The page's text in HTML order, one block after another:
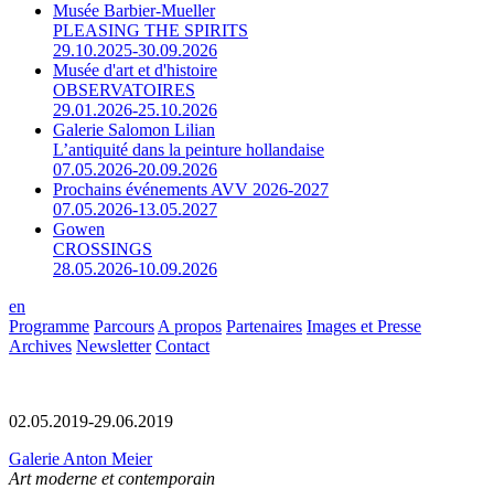
Musée Barbier-Mueller
PLEASING THE SPIRITS
29.10.2025-30.09.2026
Musée d'art et d'histoire
OBSERVATOIRES
29.01.2026-25.10.2026
Galerie Salomon Lilian
L’antiquité dans la peinture hollandaise
07.05.2026-20.09.2026
Prochains événements AVV 2026-2027
07.05.2026-13.05.2027
Gowen
CROSSINGS
28.05.2026-10.09.2026
en
Programme Parcours A propos Partenaires Images et Presse
Archives Newsletter Contact
02.05.2019-29.06.2019
Galerie Anton Meier
Art moderne et contemporain